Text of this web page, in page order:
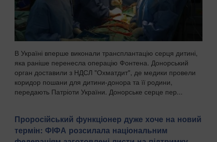
В Україні вперше виконали трансплантацію серця дитині,
яка раніше перенесла операцію Фонтена. Донорський
орган доставили з НДСЛ "Охматдит", де медики провели
коридор пошани для дитини-донора та її родини,
передають Патріоти України. Донорське серце пер...
Проросійський функціонер дуже хоче на новий
термін: ФІФА розсилала національним